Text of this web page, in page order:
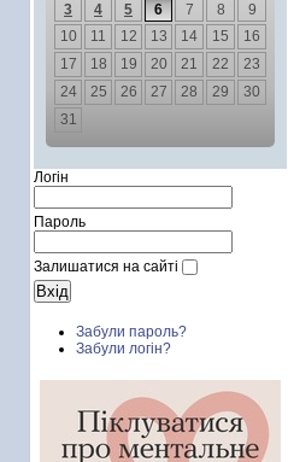
3
4 5 6 7 8
9
10
11 12 13 14 15
16
17
18 19 20 21 22
23
24
25 26 27 28 29
30
31
Логін
Пароль
Залишатися на сайті
Забули пароль?
Забули логін?